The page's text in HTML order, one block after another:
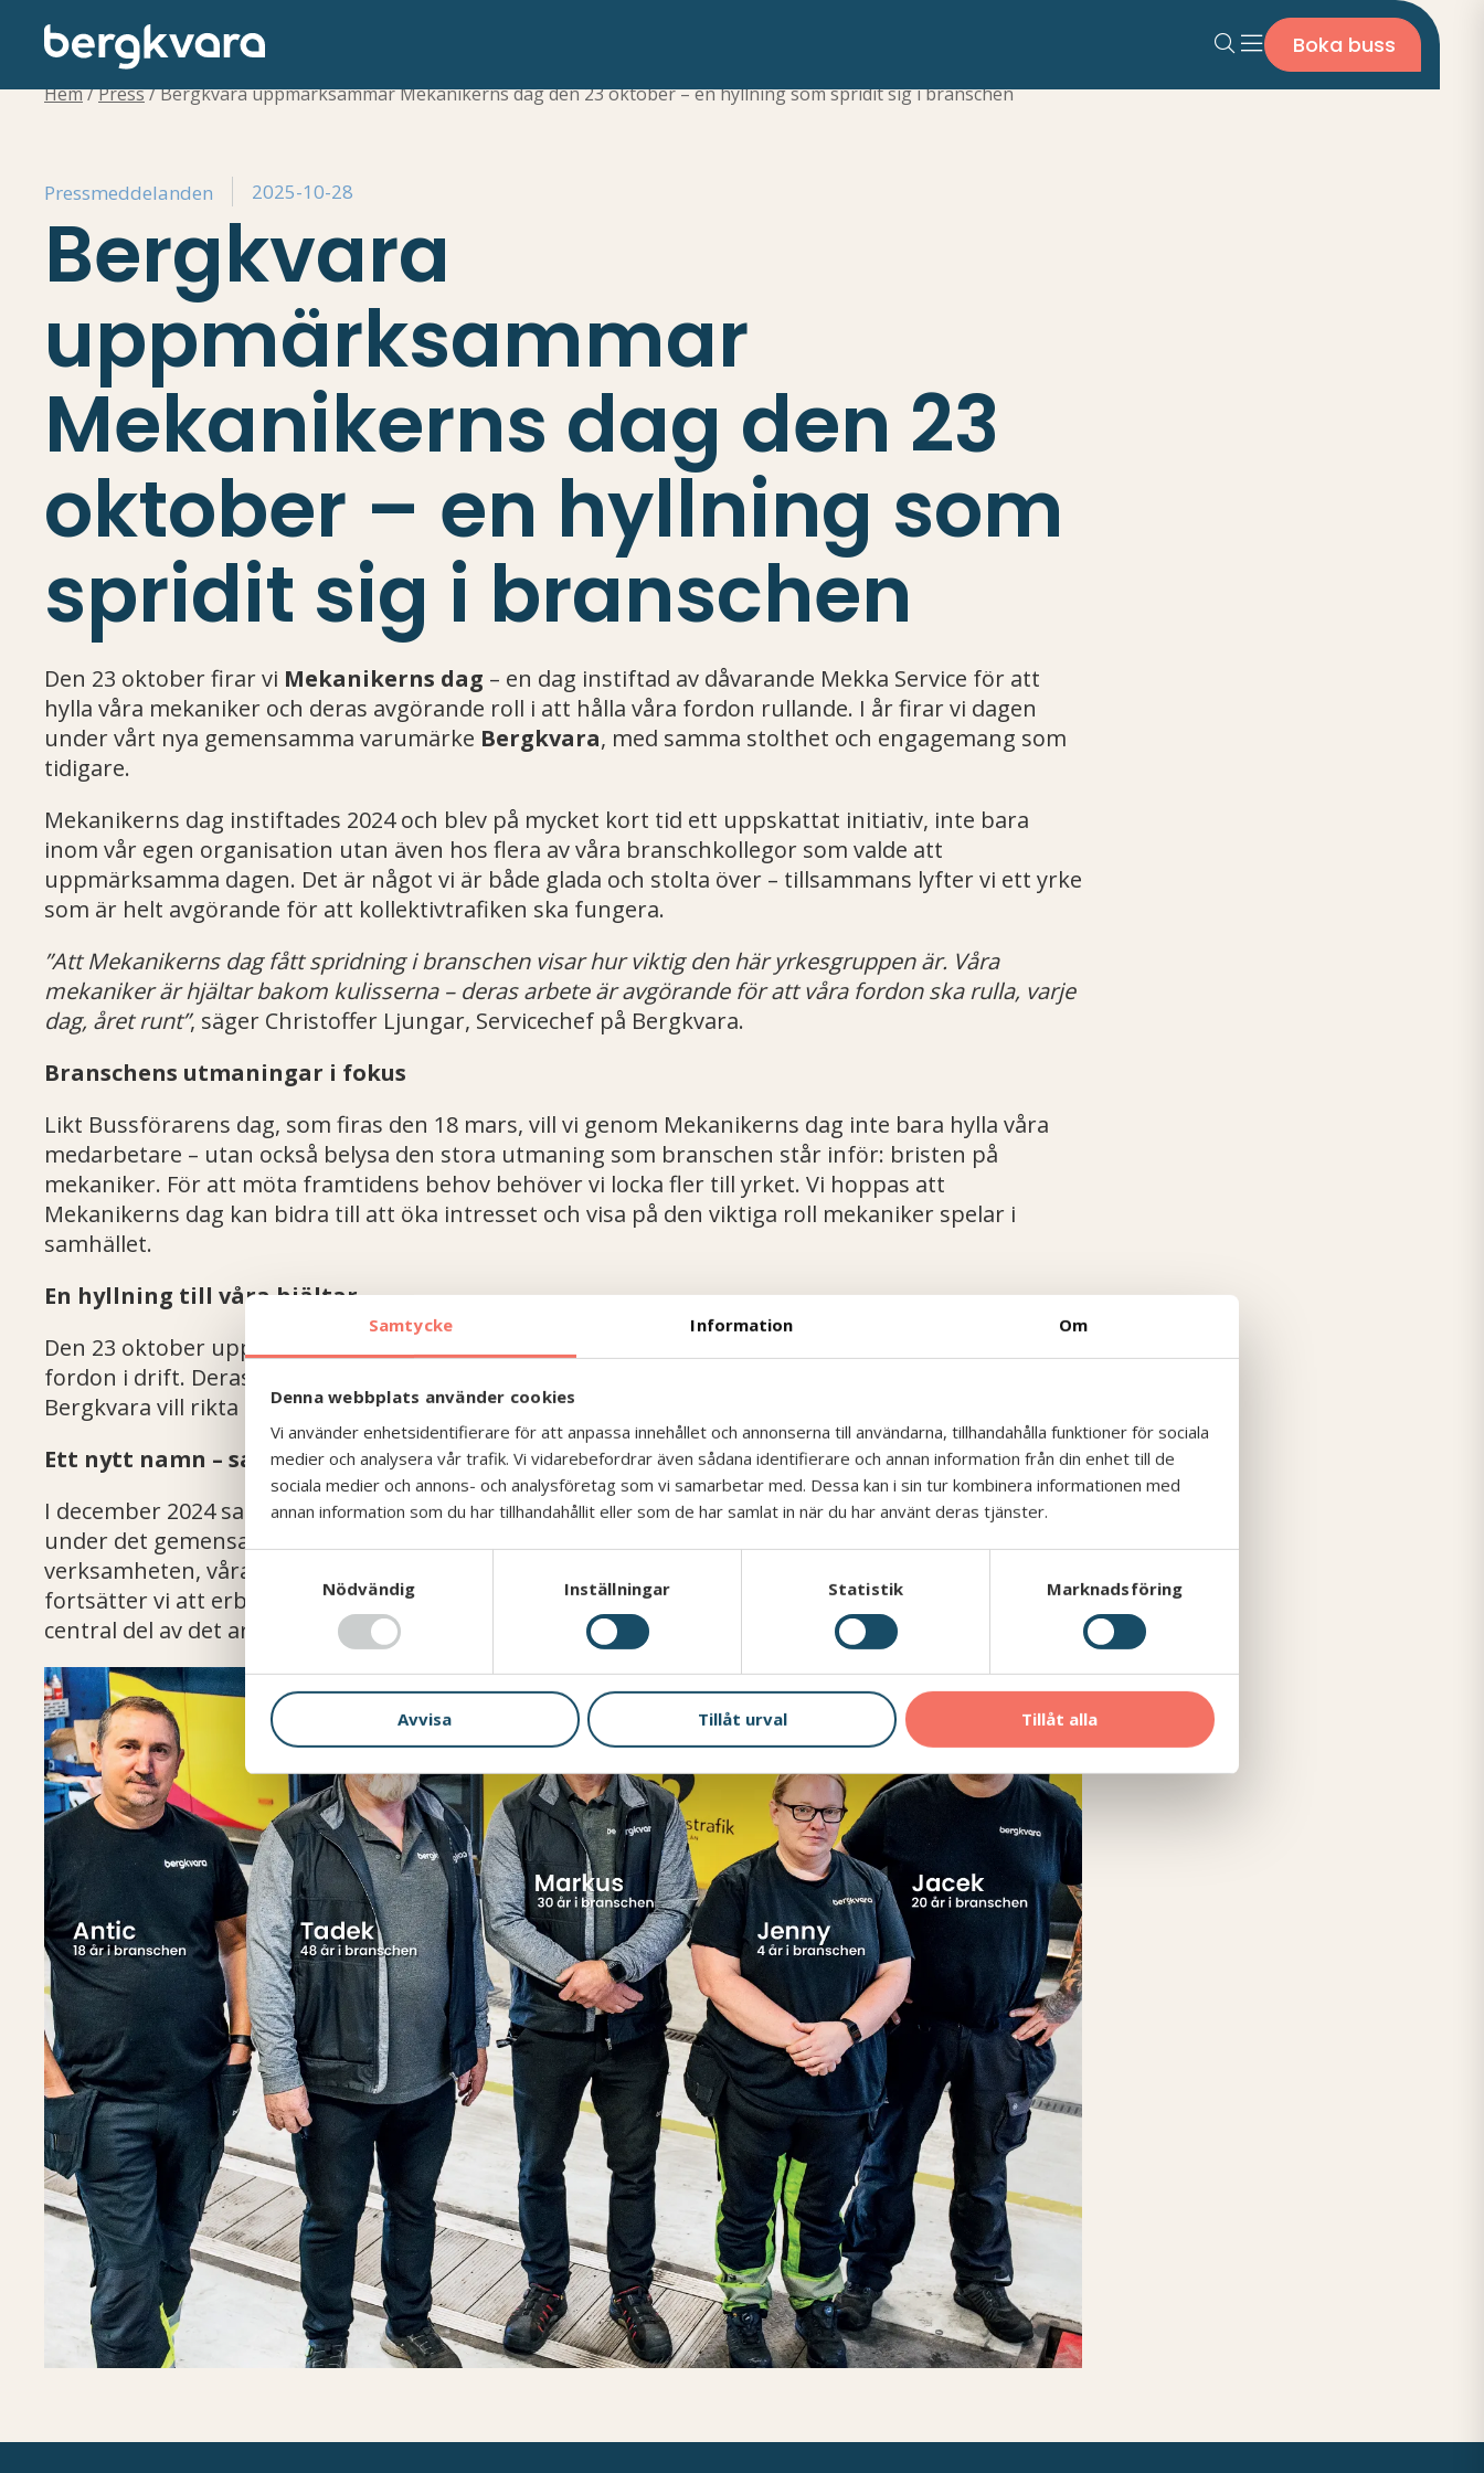
Samtycke Information Om
Denna webbplats använder cookies
Vi använder enhetsidentifierare för att anpassa innehållet och annonserna till användarna, tillhandahålla funktioner för sociala
medier och analysera vår trafik. Vi vidarebefordrar även sådana identifierare och annan information från din enhet till de
sociala medier och annons- och analysföretag som vi samarbetar med. Dessa kan i sin tur kombinera informationen med
annan information som du har tillhandahållit eller som de har samlat in när du har använt deras tjänster.
S
m
y
c
s
a
l
Nödvändig Inställningar Statistik Marknadsföring
Avvisa Tillåt urval Tillåt alla
Boka buss
Hem/Press/Bergkvara uppmärksammar Mekanikerns dag den 23 oktober – en hyllning som spridit sig i branschen
Pressmeddelanden 2025-10-28
Bergkvara
uppmärksammar
Mekanikerns dag den 23
oktober – en hyllning som
spridit sig i branschen
Den 23 oktober firar vi Mekanikerns dag – en dag instiftad av dåvarande Mekka Service för att
hylla våra mekaniker och deras avgörande roll i att hålla våra fordon rullande. I år firar vi dagen
under vårt nya gemensamma varumärke Bergkvara, med samma stolthet och engagemang som
tidigare.
Mekanikerns dag instiftades 2024 och blev på mycket kort tid ett uppskattat initiativ, inte bara
inom vår egen organisation utan även hos flera av våra branschkollegor som valde att
uppmärksamma dagen. Det är något vi är både glada och stolta över – tillsammans lyfter vi ett yrke
som är helt avgörande för att kollektivtrafiken ska fungera.
”Att Mekanikerns dag fått spridning i branschen visar hur viktig den här yrkesgruppen är. Våra
mekaniker är hjältar bakom kulisserna – deras arbete är avgörande för att våra fordon ska rulla, varje
dag, året runt”, säger Christoffer Ljungar, Servicechef på Bergkvara.
Branschens utmaningar i fokus
Likt Bussförarens dag, som firas den 18 mars, vill vi genom Mekanikerns dag inte bara hylla våra
medarbetare – utan också belysa den stora utmaning som branschen står inför: bristen på
mekaniker. För att möta framtidens behov behöver vi locka fler till yrket. Vi hoppas att
Mekanikerns dag kan bidra till att öka intresset och visa på den viktiga roll mekaniker spelar i
samhället.
En hyllning till våra hjältar
Den 23 oktober uppmärksammar vi våra mekaniker och alla andra som arbetar för att hålla våra
fordon i drift. Deras arbete, dag som natt, är avgörande för att kollektivtrafiken ska fungera. Vi på
Bergkvara vill rikta ett stort tack till dem – våra vardagshjältar!
Ett nytt namn – samma engagemang
I december 2024 samlades Mekka Service, Bergkvarabuss, Traveller Buss och Mekka Traffic Group
under det gemensamma varumärket Bergkvara. Förändringen gäller endast namnet –
verksamheten, våra medarbetare och vårt engagemang är detsamma. Inom vår fordonsservice
fortsätter vi att erbjuda service och reparationer med hög kvalitet, och våra mekaniker är en
central del av det arbetet.